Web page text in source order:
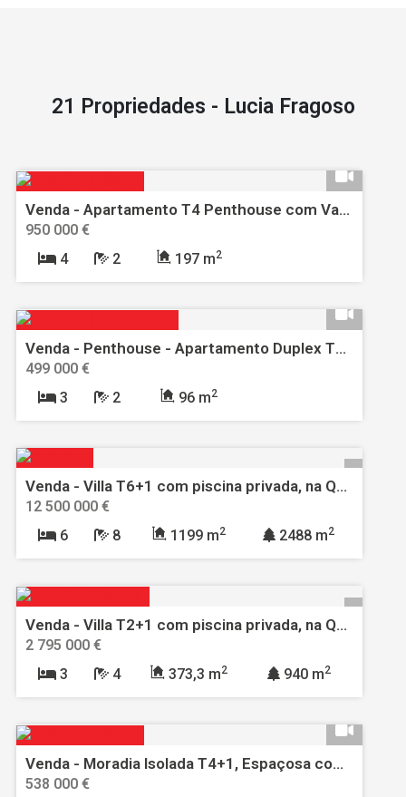
21 Propriedades - Lucia Fragoso
Venda - Apartamento T4 Penthouse com Varanda e Vista Cidade - Alvalade
950 000 €
4
2 197 m2
Venda - Penthouse - Apartamento Duplex T3 em Cascais
499 000 €
3
2 96 m2
Venda - Villa T6+1 com piscina privada, na Quinta da Marinha, Cascais
12 500 000 €
6
8 1199 m2 2488 m2
Venda - Villa T2+1 com piscina privada, na Quinta da Marinha, Cascais
2 795 000 €
3
4 373,3 m2 940 m2
Venda - Moradia Isolada T4+1, Espaçosa com Vista Rio e Excelente Localização - Palhais, Barreiro
538 000 €